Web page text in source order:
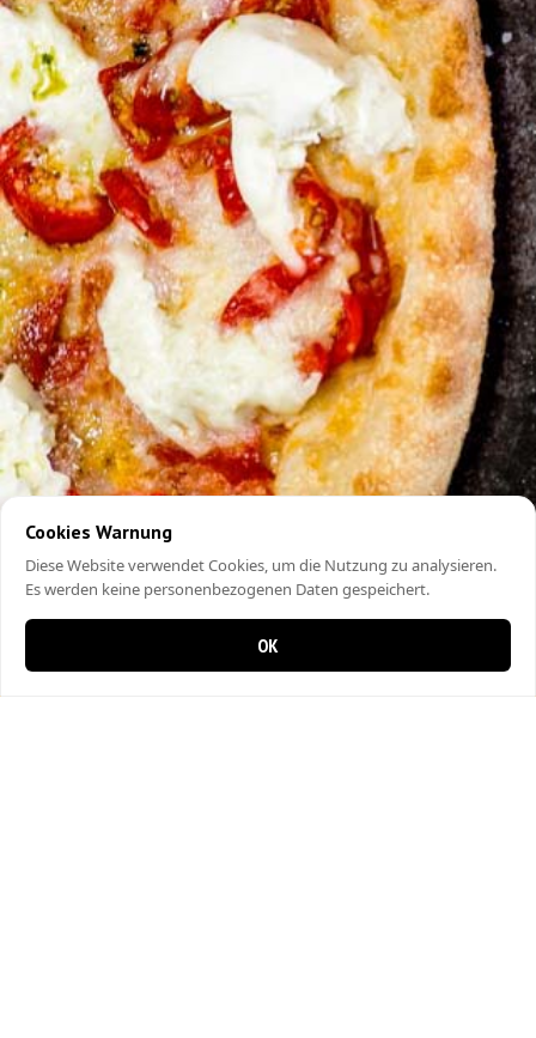
Cookies Warnung
Diese Website verwendet Cookies, um die Nutzung zu analysieren.
Es werden keine personenbezogenen Daten gespeichert.
OK